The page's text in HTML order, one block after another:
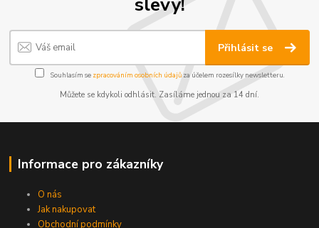
Přihlásit se
Souhlasím se zpracováním osobních údajůza účelem rozesílky newsletteru.
Můžete se kdykoli odhlásit. Zasíláme jednou za 14 dní.
Informace pro zákazníky
O nás
Jak nakupovat
Obchodní podmínky